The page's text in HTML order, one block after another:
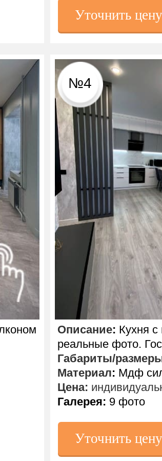
Уточнить цену
Уточнить цену
Описание: Кухня
реальные фото.
Габариты/
Материал: Мдф
Цена:
Галерея: 9 фото
№4